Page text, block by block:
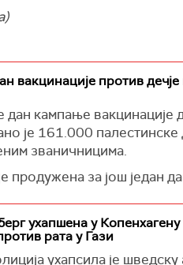
Универзитета Колумбија
је због немира
председница Минуш
протеста, поднела је
вакцинације против
дан кампање вакцинације
је 161.000
званичницима.
продужена за још један
почетак друге
преселити на север Газе.
ухапшена у
рата у Гази
ухапсила је